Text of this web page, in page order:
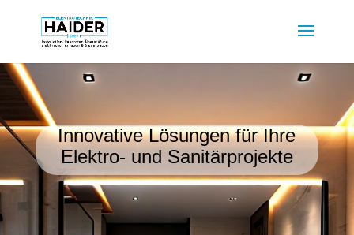
Innovative Lösungen für Ihre
Elektro- und Sanitärprojekte